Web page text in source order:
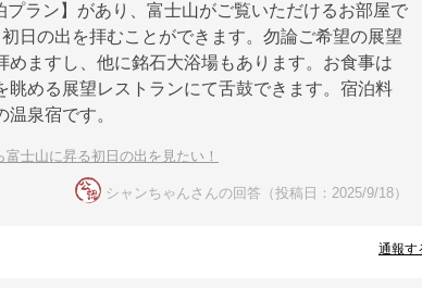
ラン】があり、富士山がご覧いただけるお部屋で
日の出を拝むことができます。勿論ご希望の展望
ますし、他に銘石大浴場もあります。お食事は
める展望レストランにて舌鼓できます。宿泊料
泉宿です。
士山に昇る初日の出を見たい！
シャンちゃんさんの回答（投稿日：2025/9/18）
通報す